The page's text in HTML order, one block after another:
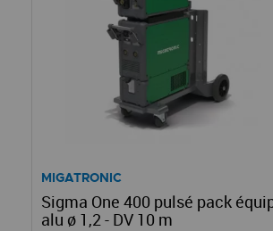
MIGATRONIC
Sigma One 400 pulsé pack
alu ø 1,2 - DV 10 m